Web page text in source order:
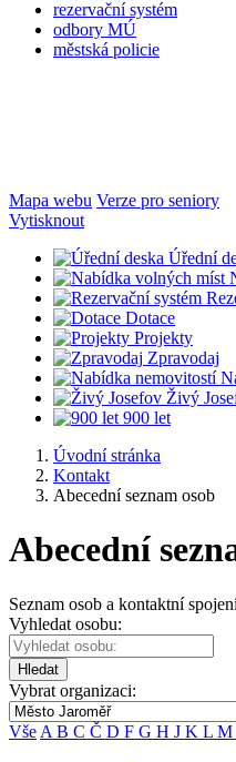
rezervační systém
odbory MÚ
městská policie
Mapa webu Verze pro seniory
Vytisknout
Úřední
Dotace
Projekty
Zpravodaj
Živý
900 let
Úvodní stránka
Kontakt
Abecední seznam osob
Abecední
Seznam osob a kontaktní
Vyhledat osobu:
Hledat
Vybrat organizaci:
Vše A B C Č D F G H J K L M